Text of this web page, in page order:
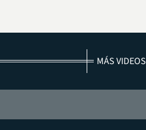
MÁS VIDEOS